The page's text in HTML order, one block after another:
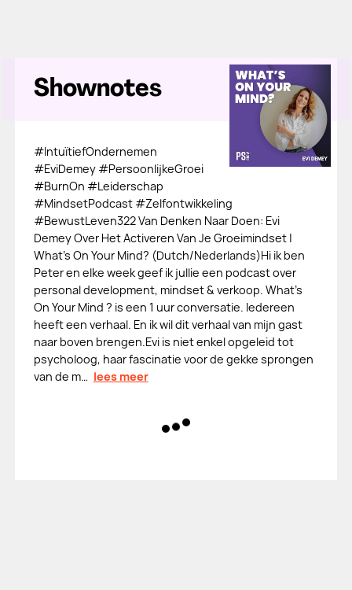
Shownotes
#IntuïtiefOndernemen
#EviDemey #PersoonlijkeGroei
#BurnOn #Leiderschap
#MindsetPodcast #Zelfontwikkeling
#BewustLeven322 Van Denken Naar Doen: Evi
Demey Over Het Activeren Van Je Groeimindset |
What's On Your Mind? (Dutch/Nederlands)Hi ik ben
Peter en elke week geef ik jullie een podcast over
personal development, mindset & verkoop. What's
On Your Mind ? is een 1 uur conversatie. Iedereen
heeft een verhaal. En ik wil dit verhaal van mijn gast
naar boven brengen.Evi is niet enkel opgeleid tot
psycholoog, haar fascinatie voor de gekke sprongen
van de m… lees meer